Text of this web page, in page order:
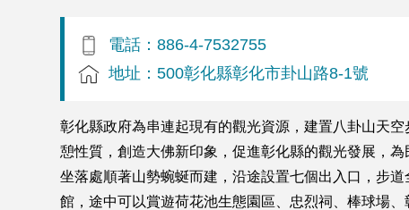
電話：886-4-7532755
地址：500彰化縣彰化市卦山路8-1號
彰化縣政府為串連起現有的觀光資源，建置八卦山天
憩性質，創造大佛新印象，促進彰化縣的觀光發展，
坐落處順著山勢蜿蜒而建，沿途設置七個出入口，步
館，途中可以賞遊荷花池生態園區、忠烈祠、棒球場